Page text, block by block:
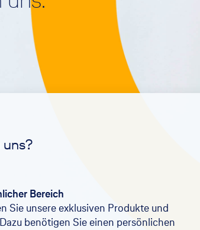
Girokonto
Unfall
Unfallversicherung
Rechtsschutzversicherung
Bereich
Sie unsere exklusiven Produkte und
benötigen Sie einen persönlichen